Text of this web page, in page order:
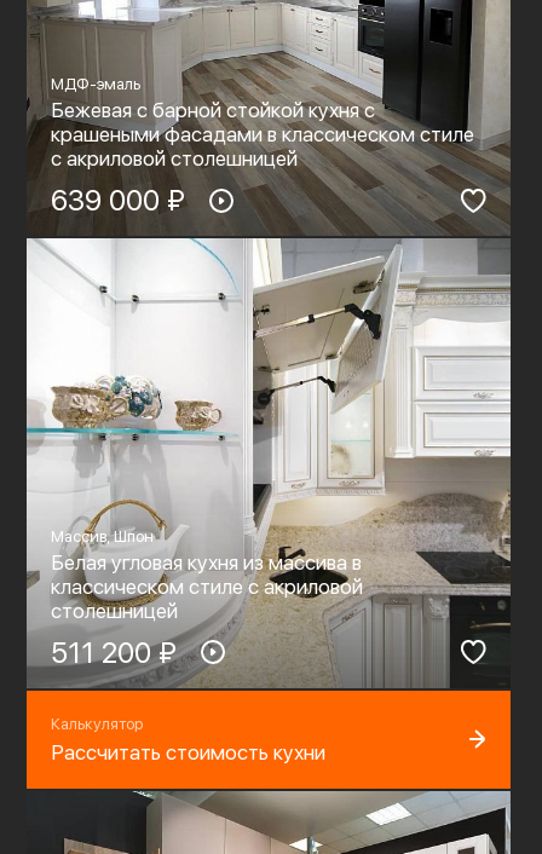
МДФ-эмаль
Бежевая с барной стойкой кухня с
крашеными фасадами в классическом стиле
c акриловой столешницей
639 000 ₽
Массив, Шпон
Белая угловая кухня из массива в
классическом стиле c акриловой
столешницей
511 200 ₽
Калькулятор
Рассчитать стоимость кухни